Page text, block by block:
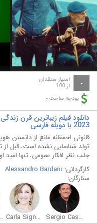
- امتیاز منتقدان
از 100
بودجه ساخت:-
2023 با دوبله فارسی
قانونی احمقانه مانع از دانستن
جلب نظر افکار عمومی، تنها
کارگردانی: Alessandro Bardani
ستارگان:
Sergio Castellitto
Carla Signoris